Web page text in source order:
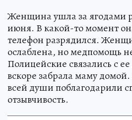
Женщина ушла за ягодами
июня. В какой-то момент
телефон разрядился.
ослаблена, но медпомощь
Полицейские связались с
вскоре забрала маму
всей души поблагодарили
отзывчивость.